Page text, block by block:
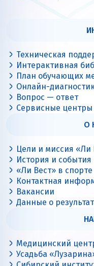
Техническая
Интерактивная
План обучающих
Онлайн-
Вопрос — ответ
Сервисные центры
О
Цели и миссия «Ли
История и события
«Ли Вест» в спорте
Контактная
Вакансии
Данные о
Медицинский
Усадьба